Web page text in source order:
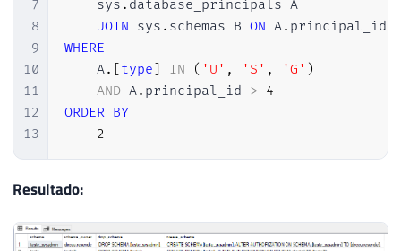
7
8
9
10
11
12
13
    sys
. database_principals A
JOIN sys . schemas B ON A. principal_id
WHERE
    A
. type IN ( 'U' , 'S' , 'G' )
AND A. principal_id > 4
ORDER BY
2
Resultado: